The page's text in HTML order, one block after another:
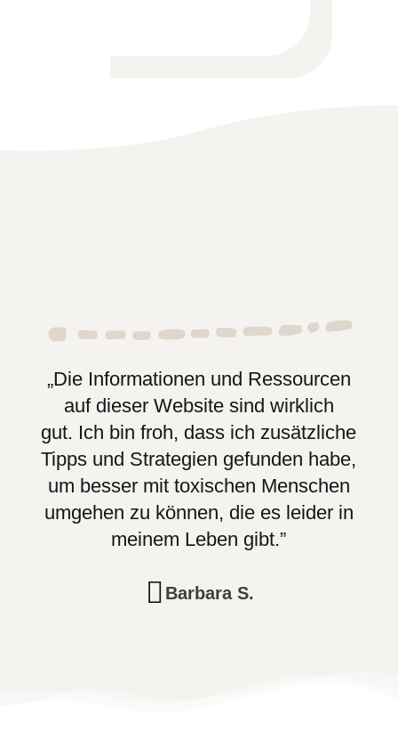
„Die Informationen und Ressourcen
auf dieser Website sind wirklich
gut. Ich bin froh, dass ich zusätzliche
Tipps und Strategien gefunden habe,
um besser mit toxischen Menschen
umgehen zu können, die es leider in
meinem Leben gibt.”
Barbara S.